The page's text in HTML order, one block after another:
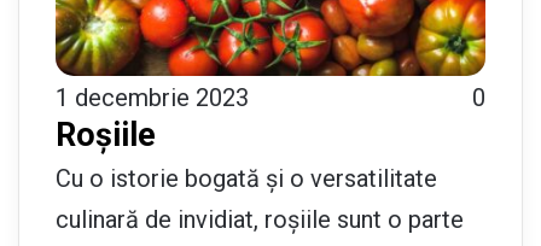
1 decembrie 2023 0
Roșiile
Cu o istorie bogată și o versatilitate
culinară de invidiat, roșiile sunt o parte